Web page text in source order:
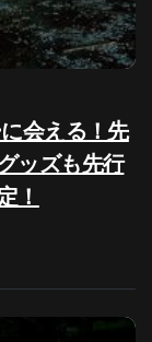
会える！先
ッズも先行
！